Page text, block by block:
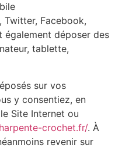
, Twitter, Facebook,
également déposer des
tablette,
sur vos
y consentiez, en
Site Internet ou
crochet.fr/. À
revenir sur